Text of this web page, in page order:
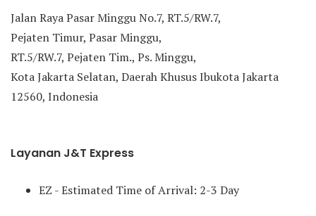
Jalan Raya Pasar Minggu No.7, RT.5/RW.7,
Pejaten Timur, Pasar Minggu,
RT.5/RW.7, Pejaten Tim., Ps. Minggu,
Kota Jakarta Selatan, Daerah Khusus Ibukota Jakarta
12560, Indonesia
Layanan J&T Express
EZ - Estimated Time of Arrival: 2-3 Day